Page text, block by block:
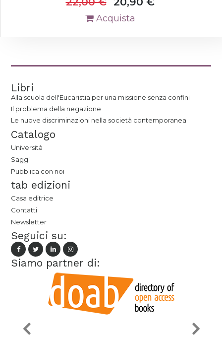
Acquista
Libri
Alla scuola dell'Eucaristia per una missione senza confini
Il problema della negazione
Le nuove discriminazioni nella società contemporanea
Catalogo
Università
Saggi
Pubblica con noi
tab edizioni
Casa editrice
Contatti
Newsletter
Seguici su:
Siamo partner di: